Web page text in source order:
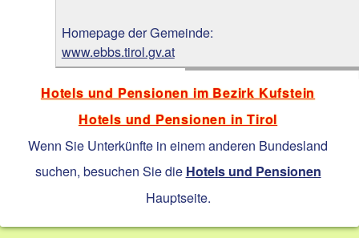
Homepage der Gemeinde:
www.ebbs.tirol.gv.at
Hotels und Pensionen im Bezirk Kufstein
Hotels und Pensionen in Tirol
Wenn Sie Unterkünfte in einem anderen Bundesland
suchen, besuchen Sie die Hotels und Pensionen
Hauptseite.